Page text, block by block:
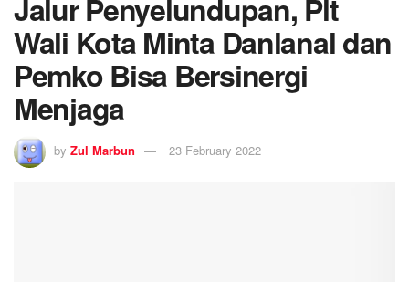
Jalur Penyelundupan, Plt
Wali Kota Minta Danlanal dan
Pemko Bisa Bersinergi
Menjaga
by Zul Marbun 23 February 2022